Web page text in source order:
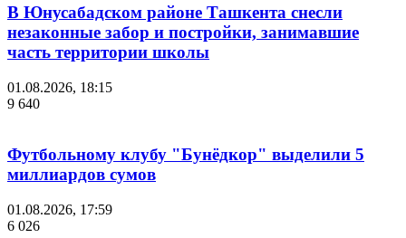
В Юнусабадском районе Ташкента снесли
незаконные забор и постройки, занимавшие
часть территории школы
01.08.2026, 18:15
9 640
Футбольному клубу "Бунёдкор" выделили 5
миллиардов сумов
01.08.2026, 17:59
6 026